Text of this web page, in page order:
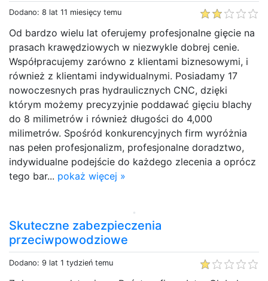
Dodano: 8 lat 11 miesięcy temu
Od bardzo wielu lat oferujemy profesjonalne gięcie na
prasach krawędziowych w niezwykle dobrej cenie.
Współpracujemy zarówno z klientami biznesowymi, i
również z klientami indywidualnymi. Posiadamy 17
nowoczesnych pras hydraulicznych CNC, dzięki
którym możemy precyzyjnie poddawać gięciu blachy
do 8 milimetrów i również długości do 4,000
milimetrów. Spośród konkurencyjnych firm wyróżnia
nas pełen profesjonalizm, profesjonalne doradztwo,
indywidualne podejście do każdego zlecenia a oprócz
tego bar... pokaż więcej »
Skuteczne zabezpieczenia
przeciwpowodziowe
Dodano: 9 lat 1 tydzień temu